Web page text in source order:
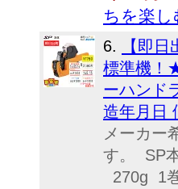
ちを楽し
6.
【即
標準機！
ーハンド
造年月日
メーカー
す。 SP
270g 1